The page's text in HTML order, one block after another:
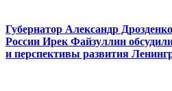
Губернатор Александр
России Ирек Файзуллин
и перспективы развития